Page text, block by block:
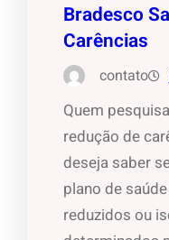
Bradesco
Carências
contato
Quem
redução de
deseja saber
plano de
reduzidos ou